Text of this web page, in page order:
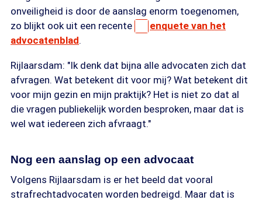
onveiligheid is door de aanslag enorm toegenomen,
zo blijkt ook uit een recente
enquete van het
advocatenblad.
Rijlaarsdam: "Ik denk dat bijna alle advocaten zich dat
afvragen. Wat betekent dit voor mij? Wat betekent dit
voor mijn gezin en mijn praktijk? Het is niet zo dat al
die vragen publiekelijk worden besproken, maar dat is
wel wat iedereen zich afvraagt."
Nog een aanslag op een advocaat
Volgens Rijlaarsdam is er het beeld dat vooral
strafrechtadvocaten worden bedreigd. Maar dat is